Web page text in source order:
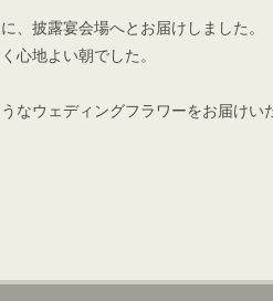
、披露宴会場へとお届けしました。
心地よい朝でした。
なウェディングフラワーをお届けい